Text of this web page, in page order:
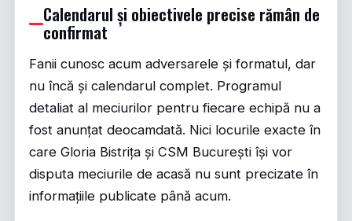
Calendarul și obiectivele precise rămân de
confirmat
Fanii cunosc acum adversarele și formatul, dar
nu încă și calendarul complet. Programul
detaliat al meciurilor pentru fiecare echipă nu a
fost anunțat deocamdată. Nici locurile exacte în
care Gloria Bistrița și CSM București își vor
disputa meciurile de acasă nu sunt precizate în
informațiile publicate până acum.